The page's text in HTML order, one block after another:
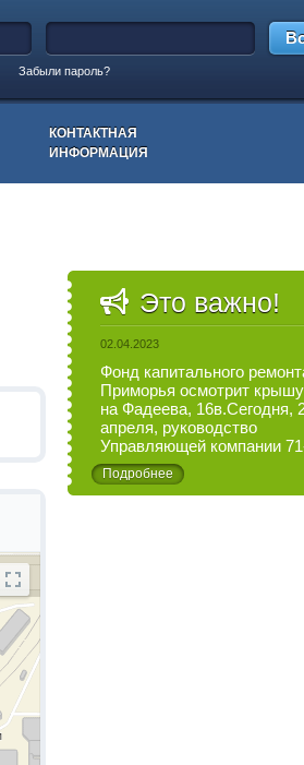
Забыли пароль?
КОНТАКТНАЯ
ИНФОРМАЦИЯ
Это важно!
02.04.2023
Фонд капитального
Приморья осмотрит
на Фадеева, 16в.Сегодня,
апреля, руководство
Управляющей компании
Подробнее